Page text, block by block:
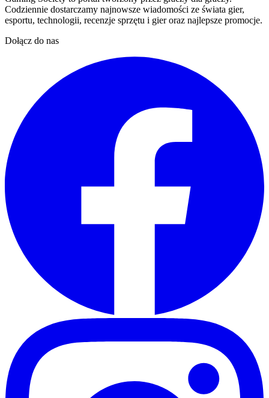
Codziennie dostarczamy najnowsze wiadomości ze świata gier,
esportu, technologii, recenzje sprzętu i gier oraz najlepsze promocje.
Dołącz do nas